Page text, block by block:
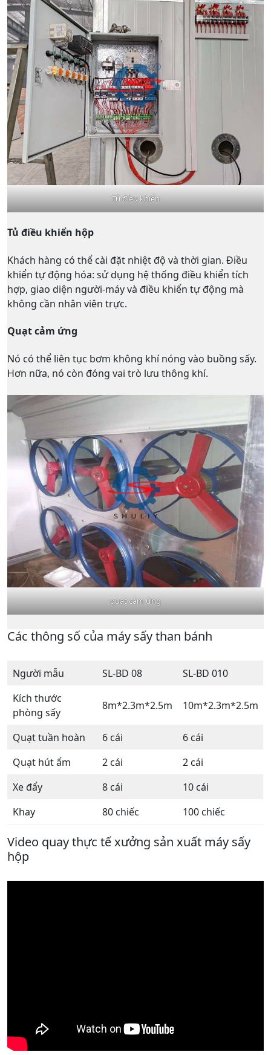
Tủ điều khiển
Tủ điều khiển hộp
Khách hàng có thể cài đặt nhiệt độ và thời gian. Điều
khiển tự động hóa: sử dụng hệ thống điều khiển tích
hợp, giao diện người-máy và điều khiển tự động mà
không cần nhân viên trực.
Quạt cảm ứng
Nó có thể liên tục bơm không khí nóng vào buồng sấy.
Hơn nữa, nó còn đóng vai trò lưu thông khí.
quạt cảm ứng
Các thông số của máy sấy than bánh
Người mẫu SL-BD 08
SL-BD 010
Kích thước
phòng sấy
8m*2.3m*2.5m 10m*2.3m*2.5m
Quạt tuần hoàn 6 cái
6 cái
Quạt hút ẩm
2 cái
2 cái
Xe đẩy
8 cái
10 cái
Khay
80 chiếc 100 chiếc
Video quay thực tế xưởng sản xuất máy sấy
hộp